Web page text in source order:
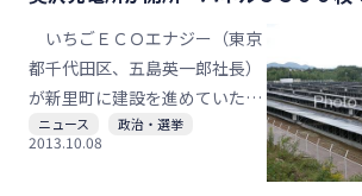
いちごＥＣＯエナジー（東京
都千代田区、五島英一郎社長）
が新里町に建設を進めていた
「いちごＥＣＯ桐生奥沢発電
所」の開所式が地元住民、市議
ニュース 政治・選挙
2013.10.08